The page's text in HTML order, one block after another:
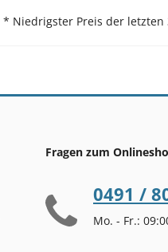
* Niedrigster Preis der letzten
Fragen zum
0491 /
Mo. - Fr.: